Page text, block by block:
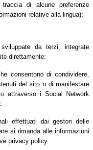
di alcune preferenze
relative alla lingua);
da terzi, integrate
direttamente:
consentono di condividere,
del sito o di manifestare
attraverso i Social Network
effettuati dai gestori delle
si rimanda alle informazioni
privacy policy.